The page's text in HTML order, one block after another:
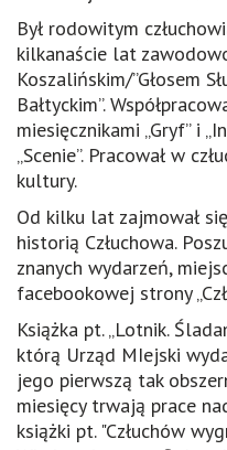
Był rodowitym
kilkanaście lat zawodowo
Koszalińskim/”Głosem
Bałtyckim”.
miesięcznikami „Gryf” i
„Scenie”. Pracował w
kultury.
Od kilku lat zajmował
historią Człuchowa.
znanych wydarzeń,
facebookowej strony
Książka pt. „Lotnik.
którą Urząd MIejski
jego pierwszą tak
miesięcy trwają prace
książki pt. "Człuchów